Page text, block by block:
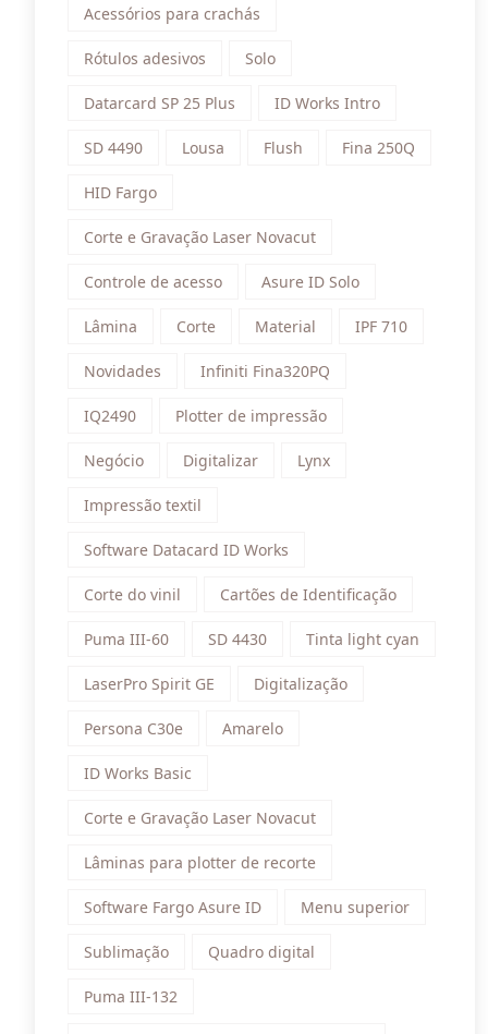
Acessórios para crachás
Rótulos adesivos Solo
Datarcard SP 25 Plus ID Works Intro
SD 4490 Lousa Flush Fina 250Q
HID Fargo
Corte e Gravação Laser Novacut
Controle de acesso Asure ID Solo
Lâmina Corte Material IPF 710
Novidades Infiniti Fina320PQ
IQ2490 Plotter de impressão
Negócio Digitalizar Lynx
Impressão textil
Software Datacard ID Works
Corte do vinil Cartões de Identificação
Puma III-60 SD 4430 Tinta light cyan
LaserPro Spirit GE Digitalização
Persona C30e Amarelo
ID Works Basic
Corte e Gravação Laser Novacut
Lâminas para plotter de recorte
Software Fargo Asure ID Menu superior
Sublimação Quadro digital
Puma III-132